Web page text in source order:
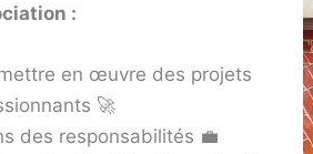
:
en œuvre des projets
🚀
des responsabilités 💼